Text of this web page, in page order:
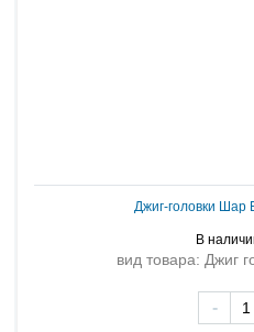
Джиг-головки Шар
В
вид товара: Джиг
-